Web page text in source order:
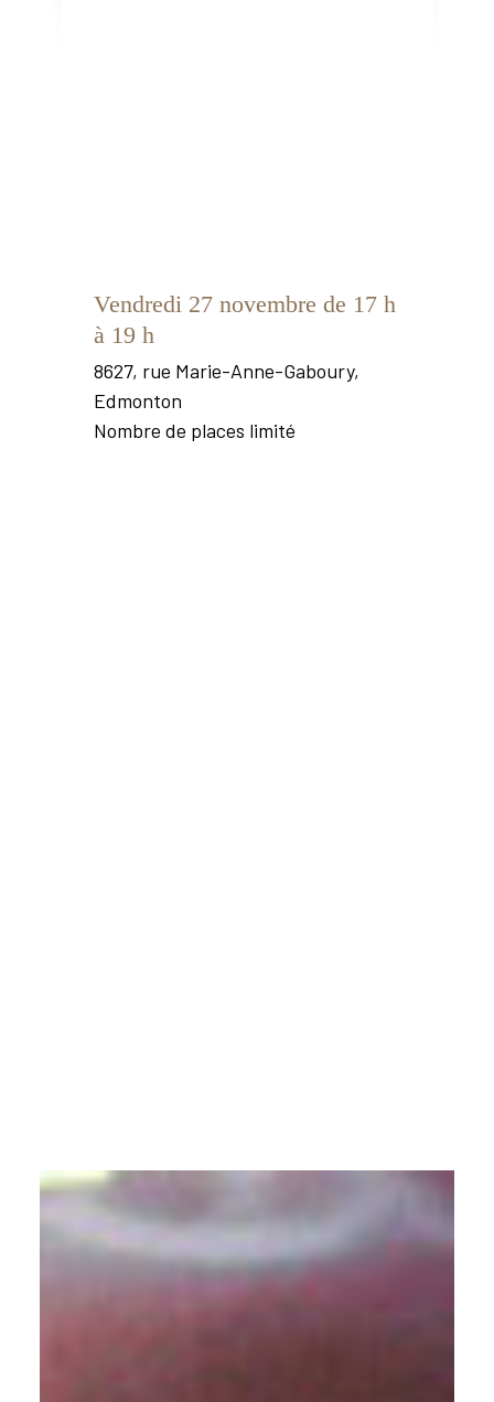
Vendredi 27 novembre de 17 h
à 19 h
8627, rue Marie-Anne-Gaboury,
Edmonton
Nombre de places limité